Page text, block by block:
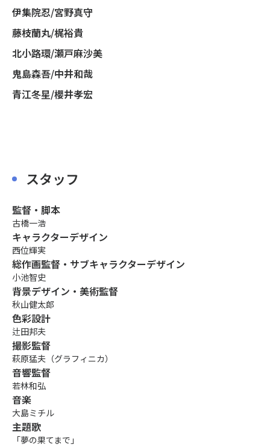
伊集院忍/宮野真守
藤枝蘭丸/梶裕貴
北小路環/瀬戸麻沙美
鬼島森吾/中井和哉
青江冬星/櫻井孝宏
スタッフ
監督・脚本
古橋一浩
キャラクターデザイン
西位輝実
総作画監督・サブキャラクターデザイン
小池智史
背景デザイン・美術監督
秋山健太郎
色彩設計
辻田邦夫
撮影監督
萩原猛夫（グラフィニカ）
音響監督
若林和弘
音楽
大島ミチル
主題歌
「夢の果てまで」